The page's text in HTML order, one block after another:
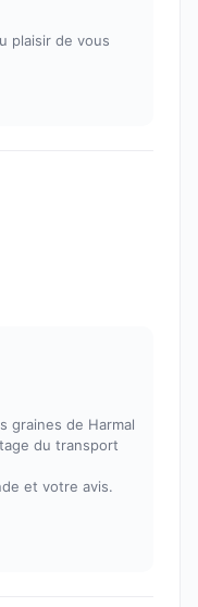
plaisir de vous
graines de Harmal
du transport
et votre avis.